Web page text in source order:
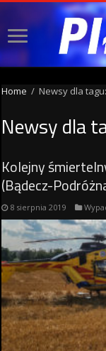
Home / Newsy dla
Newsy dla
Kolejny
(Bądecz-
8 sierpnia 2019